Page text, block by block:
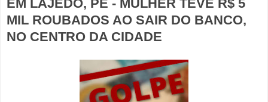
EM LAJEDO, PE - MULHER TEVE R$ 5
MIL ROUBADOS AO SAIR DO BANCO,
NO CENTRO DA CIDADE